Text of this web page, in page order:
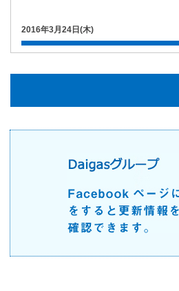
2016年3月24日(木)